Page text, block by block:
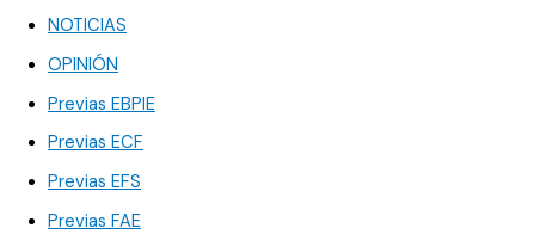
NOTICIAS
OPINIÓN
Previas EBPIE
Previas ECF
Previas EFS
Previas FAE